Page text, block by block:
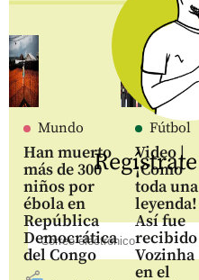
Mundo
Han muerto
más de 300
niños por
ébola en
República
Democrática
del Congo
Fútbol
Video |
¡Como
toda una
leyenda!
Así fue
recibido
Vozinha
en el
Regístrate